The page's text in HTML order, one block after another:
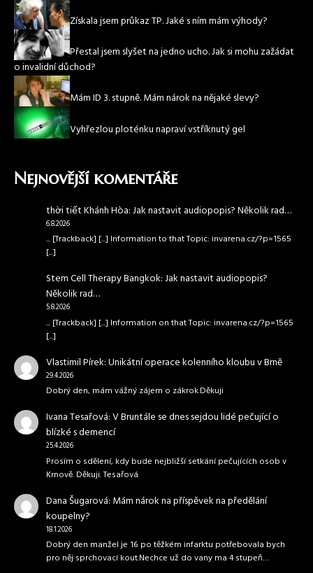
Získala jsem průkaz TP. Jaké s ním mám výhody?
Přestal jsem slyšet na jedno ucho. Jak si mohu zažádat
o invalidní důchod?
Mám ID 3. stupně. Mám nárok na nějaké slevy?
Vyhřezlou ploténku napraví vstříknutý gel
Nejnovější komentáře
thời tiết Khánh Hòa:Jak nastavit audiopopis? Několik rad…
6.8.2026
... [Trackback] [...] Information to that Topic: invarena.cz/?p=1565
[...]
Stem Cell Therapy Bangkok:Jak nastavit audiopopis?
Několik rad…
5.8.2026
... [Trackback] [...] Information on that Topic: invarena.cz/?p=1565
[...]
Vlastimil Pírek:Unikátní operace kolenního kloubu v Brně
29.4.2026
Dobrý den, mám vážný zájem o zákrok.Děkuji
Ivana Tesařová:V Bruntále se dnes sejdou lidé pečující o
blízké s demencí
25.4.2026
Prosím o sdělení, kdy bude nejbližší setkání pečujících osob v
Krnově. Děkuji. Tesařová
Dana Šugarová: Mám nárok na příspěvek na předělání
koupelny?
18.1.2026
Dobrý den manžel je 16 po těžkém infarktu potřebovala bych
pro něj sprchovací kout.Nechce už do vany ma 4 stupeň…